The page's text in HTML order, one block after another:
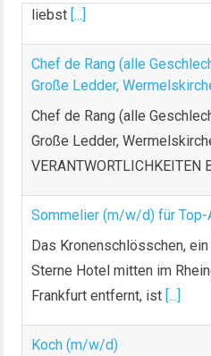
Große Ledder,
Chef de Rang (alle
Große Ledder,
VERANTWORTLICHKEITEN
Das Kronenschlösschen,
Sterne Hotel mitten im
Frankfurt entfernt, ist[...]
Warum [BEE]Partment?!